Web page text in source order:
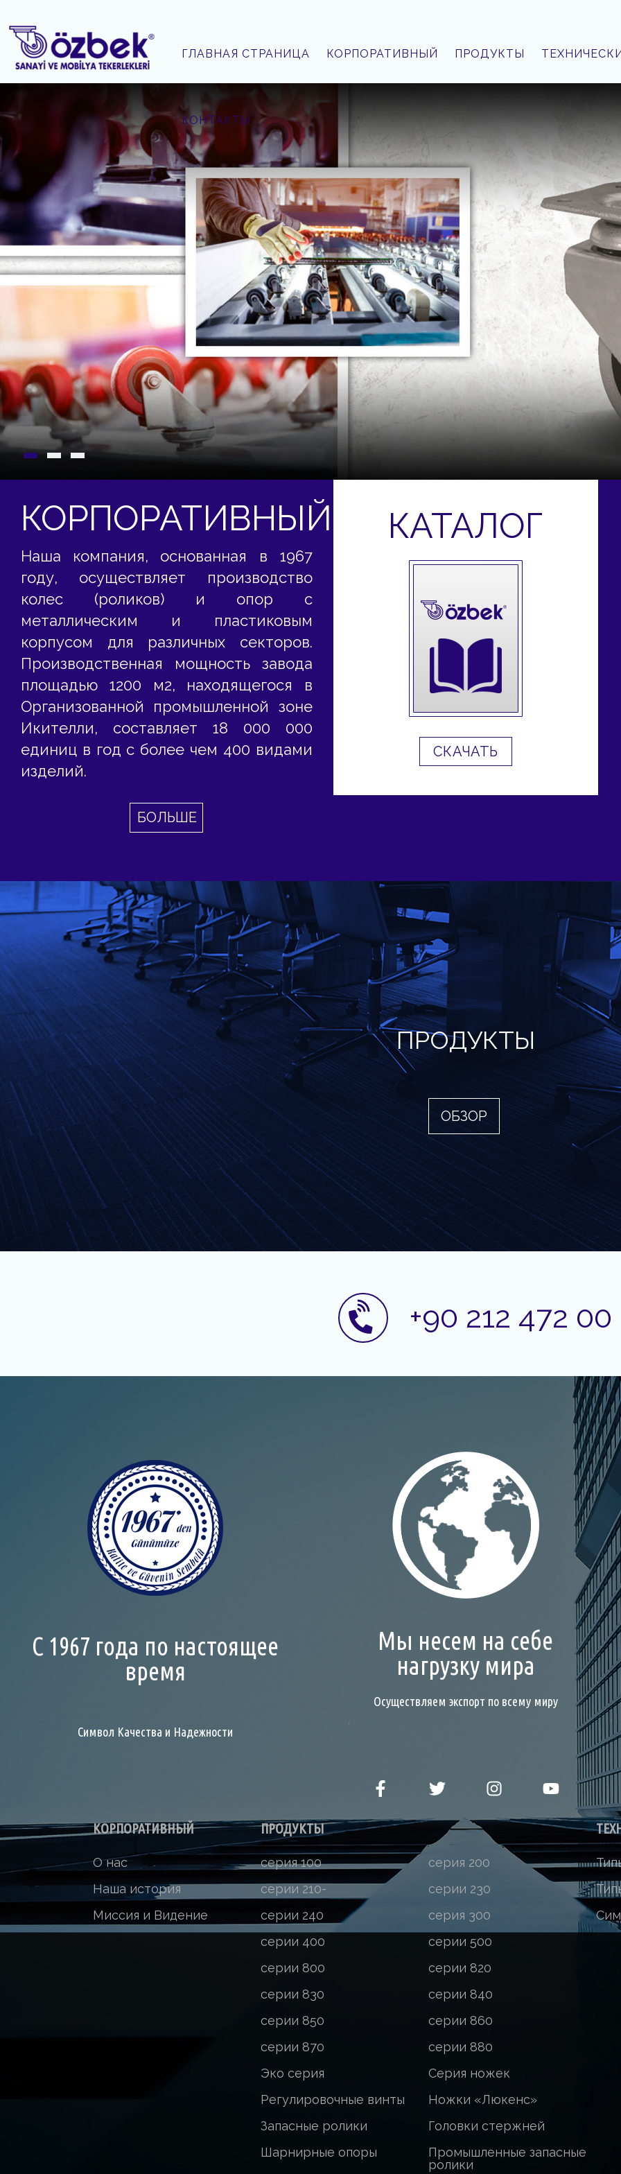
ГЛАВНАЯ СТРАНИЦА КОРПОРАТИВНЫЙ ПРОДУКТЫ
КОНТАКТЫ
КОРПОРАТИВНЫЙ
Наша компания, основанная в 1967
году, осуществляет производство
колес (роликов) и опор с
металлическим и пластиковым
корпусом для различных секторов.
Производственная мощность завода
площадью 1200 м2, находящегося в
Организованной промышленной зоне
Икителли, составляет 18 000 000
единиц в год с более чем 400 видами
изделий.
БОЛЬШЕ
КАТАЛОГ
СКАЧАТЬ
ПРОДУКТЫ
ОБЗОР
+90 212 472 00
С 1967 года по настоящее
время
Символ Качества и Надежности
Мы несем на себе
нагрузку мира
Осуществляем экспорт по всему миру
КОРПОРАТИВНЫЙ
О нас
Наша история
Миссия и Видение
ПРОДУКТЫ
серия 100
серия 200
серии 210-
серии 230
серии 240
серия 300
серии 400
серии 500
серии 800
серии 820
серии 830
серии 840
серии 850
серии 860
серии 870
серии 880
Эко серия
Серия ножек
Регулировочные винты
Ножки «Люкенс»
Запасные ролики
Головки стержней
Шарнирные опоры
Промышленные запасные
ролики